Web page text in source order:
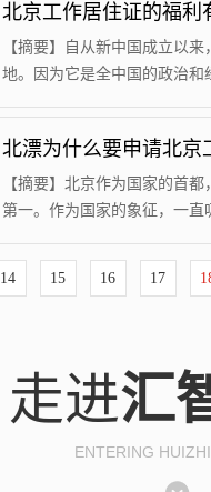
着北京的就业机会和工资待遇
大批的人前往北京发展。上
为什么这么称呼呢？因为想要
【摘要】自从新中国成立以
地。因为它是全中国的政治
漂？漂就是居无定所的意思，
解这个现象，北京出台了北
个其实差不多，但是很多北漂
【摘要】北京作为国家的首
第一。作为国家的象征，一
大量聚集，北京在工作就业
14 15 16 17
走进汇
ENTERING